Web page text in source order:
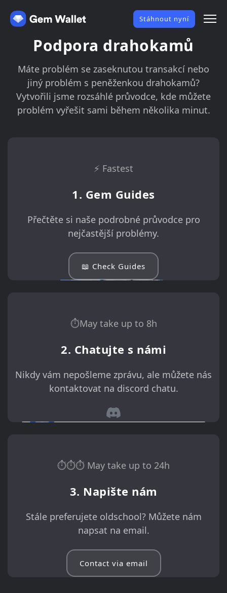
Stáhnout nyní
Podpora drahokamů
Máte problém se zaseknutou transakcí nebo
jiný problém s peněženkou drahokamů?
Vytvořili jsme rozsáhlé průvodce, kde můžete
problém vyřešit sami během několika minut.
⚡️ Fastest
1. Gem Guides
Přečtěte si naše podrobné průvodce pro
nejčastější problémy.
📖 Check Guides
⏱May take up to 8h
2. Chatujte s námi
Nikdy vám nepošleme zprávu, ale můžete nás
kontaktovat na discord chatu.
⏱⏱⏱ May take up to 24h
3. Napište nám
Stále preferujete oldschool? Můžete nám
napsat na email.
Contact via email